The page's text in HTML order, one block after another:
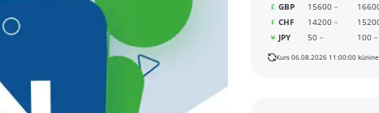
GBP
15600
CHF
14200
JPY
50 100
Kurs 06.08.2026 11:00:00 kúnine